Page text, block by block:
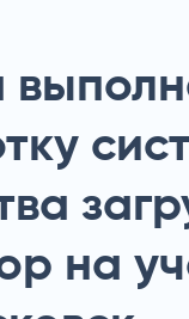
на